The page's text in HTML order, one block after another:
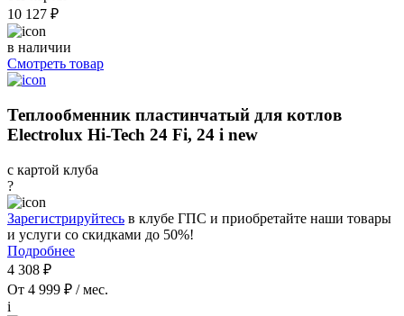
10 127 ₽
в наличии
Смотреть товар
Теплообменник пластинчатый для котлов
Electrolux Hi-Tech 24 Fi, 24 i new
с картой клуба
?
Зарегистрируйтесь в клубе ГПС и приобретайте наши товары
и услуги со скидками до 50%!
Подробнее
4 308 ₽
От 4 999 ₽ / мес.
i